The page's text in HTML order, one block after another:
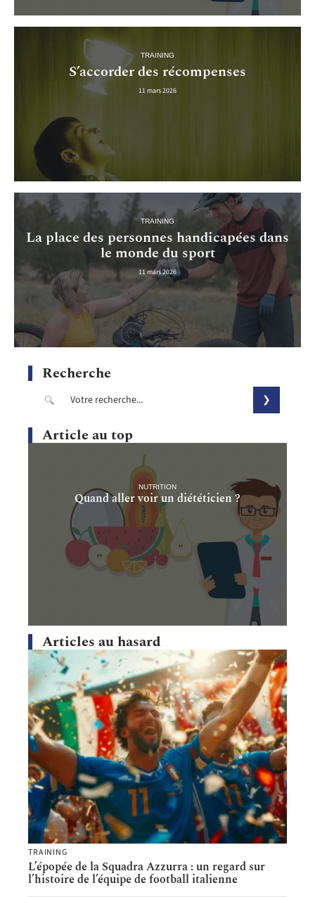
TRAINING
S’accorder des récompenses
11 mars 2026
TRAINING
La place des personnes handicapées dans
le monde du sport
11 mars 2026
Recherche
Article au top
NUTRITION
Quand aller voir un diététicien ?
Articles au hasard
TRAINING
L’épopée de la Squadra Azzurra : un regard sur
l’histoire de l’équipe de football italienne